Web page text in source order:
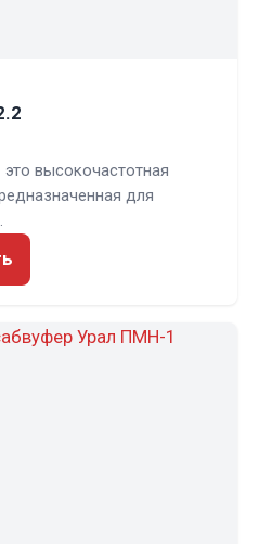
высокочастотная
для